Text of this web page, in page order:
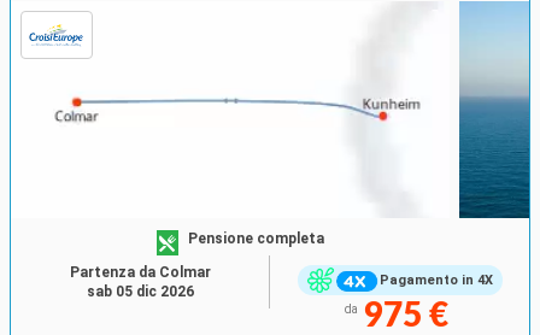
Pagamento in 4X
Pensione completa
da 975 €
Partenza da Colmar
sab 05 dic 2026